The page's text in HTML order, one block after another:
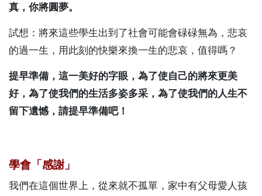
真，你將圓夢。
試想：將來這些學生出到了社會可能會碌碌無為，悲哀
的過一生，用此刻的快樂來換一生的悲哀，值得嗎？
提早準備，這一美好的字眼，為了使自己的將來更美
好，為了使我們的生活多姿多采，為了使我們的人生不
留下遺憾，請提早準備吧！
學會「感謝」
我們在這個世界上，從來就不孤單，家中有父母愛人孩